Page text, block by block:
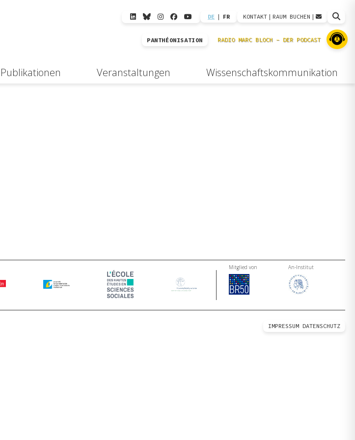
DE | FR KONTAKT | RAUM BUCHEN |
PANTHÉONISATION
Publikationen Veranstaltungen Wissenschaftskommunikation
Mitglied von An-Institut
IMPRESSUM DATENSCHUTZ